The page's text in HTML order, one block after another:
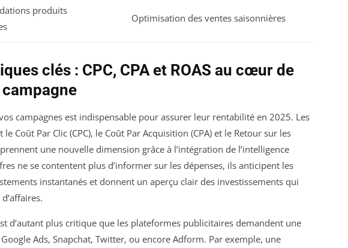
produits
Optimisation des ventes saisonnières
clés : CPC, CPA et ROAS au cœur de
campagnes est indispensable pour assurer leur rentabilité en 2025. Les
Coût Par Clic (CPC), le Coût Par Acquisition (CPA) et le Retour sur les
une nouvelle dimension grâce à l’intégration de l’intelligence
ne se contentent plus d’informer sur les dépenses, ils anticipent les
instantanés et donnent un aperçu clair des investissements qui
d’autant plus critique que les plateformes publicitaires demandent une
Ads, Snapchat, Twitter, ou encore Adform. Par exemple, une